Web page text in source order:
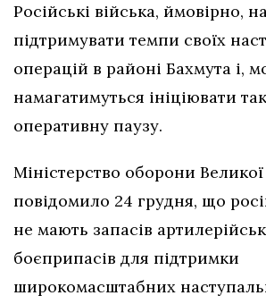
Російські війська, ймовірно,
підтримувати темпи своїх
операцій в районі Бахмута і,
намагатимуться ініціювати
оперативну паузу.
Міністерство оборони Великої
повідомило 24 грудня, що
не мають запасів
боєприпасів для підтримки
широкомасштабних